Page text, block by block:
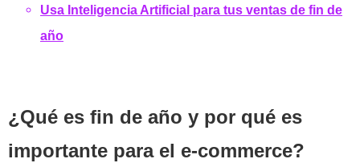
Usa Inteligencia Artificial para tus ventas de fin de
año
¿Qué es fin de año y por qué es
importante para el e-commerce?